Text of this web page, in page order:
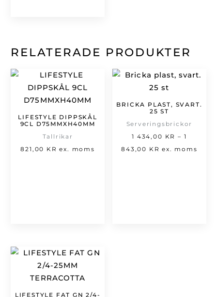
RELATERADE PRODUKTER
LIFESTYLE DIPPSKÅL
9CL D75MMXH40MM
Tallrikar
821,00 KR ex. moms
BRICKA PLAST, SVART.
25 ST
Serveringsbrickor
1 434,00 KR – 1
843,00 KR Prisintervall:
ex. moms
LIFESTYLE FAT GN 2/4-